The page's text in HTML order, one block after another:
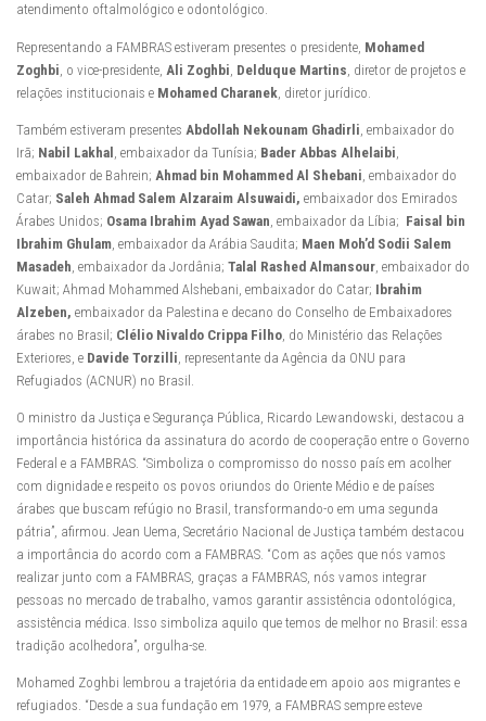
atendimento oftalmológico e odontológico.
Representando a FAMBRAS estiveram presentes o presidente, Mohamed
Zoghbi , o vice-presidente, Ali Zoghbi Delduque Martins , diretor de projetos e
relações institucionais e Mohamed Charanek , diretor jurídico.
Também estiveram presentes Abdollah Nekounam Ghadirli , embaixador do
Irã; Nabil Lakhal , embaixador da Tunísia; Bader Abbas Alhelaibi
embaixador de Bahrein; Ahmad bin Mohammed Al Shebani , embaixador do
Catar; Saleh Ahmad Salem Alzaraim Alsuwaidi, embaixador dos Emirados
Árabes Unidos; Osama Ibrahim Ayad Sawan , embaixador da Líbia; Faisal bin
Ibrahim Ghulam , embaixador da Arábia Saudita; Maen Moh’d Sodii Salem
Masadeh , embaixador da Jordânia; Talal Rashed Almansour , embaixador do
Kuwait; Ahmad Mohammed Alshebani, embaixador do Catar; Ibrahim
Alzeben, embaixador da Palestina e decano do Conselho de Embaixadores
árabes no Brasil; Clélio Nivaldo Crippa Filho , do Ministério das Relações
Exteriores, e Davide Torzilli , representante da Agência da ONU para
Refugiados (ACNUR) no Brasil.
O ministro da Justiça e Segurança Pública, Ricardo Lewandowski, destacou a
importância histórica da assinatura do acordo de cooperação entre o Governo
Federal e a FAMBRAS. “Simboliza o compromisso do nosso país em acolher
com dignidade e respeito os povos oriundos do Oriente Médio e de países
árabes que buscam refúgio no Brasil, transformando-o em uma segunda
pátria”, afirmou. Jean Uema, Secretário Nacional de Justiça também destacou
a importância do acordo com a FAMBRAS. “Com as ações que nós vamos
realizar junto com a FAMBRAS, graças a FAMBRAS, nós vamos integrar
pessoas no mercado de trabalho, vamos garantir assistência odontológica,
assistência médica. Isso simboliza aquilo que temos de melhor no Brasil: essa
tradição acolhedora”, orgulha-se.
Mohamed Zoghbi lembrou a trajetória da entidade em apoio aos migrantes e
refugiados. “Desde a sua fundação em 1979, a FAMBRAS sempre esteve